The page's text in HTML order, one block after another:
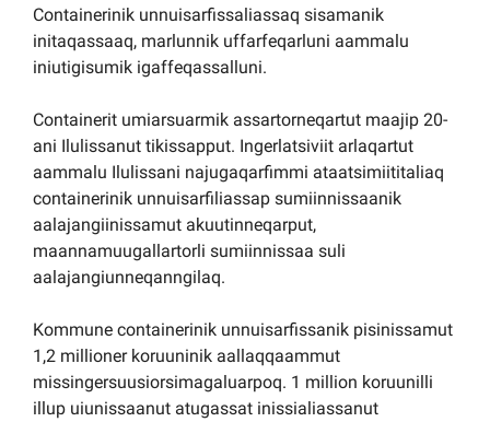
Containerinik unnuisarfissaliassaq sisamanik
initaqassaaq, marlunnik uffarfeqarluni aammalu
iniutigisumik igaffeqassalluni.
Containerit umiarsuarmik assartorneqartut maajip 20-
ani Ilulissanut tikissapput. Ingerlatsiviit arlaqartut
aammalu Ilulissani najugaqarfimmi ataatsimiititaliaq
containerinik unnuisarfiliassap sumiinnissaanik
aalajangiinissamut akuutinneqarput,
maannamuugallartorli sumiinnissaa suli
aalajangiunneqanngilaq.
Kommune containerinik unnuisarfissanik pisinissamut
1,2 millioner koruuninik aallaqqaammut
missingersuusiorsimagaluarpoq. 1 million koruunilli
illup uiunissaanut atugassat inissialiassanut